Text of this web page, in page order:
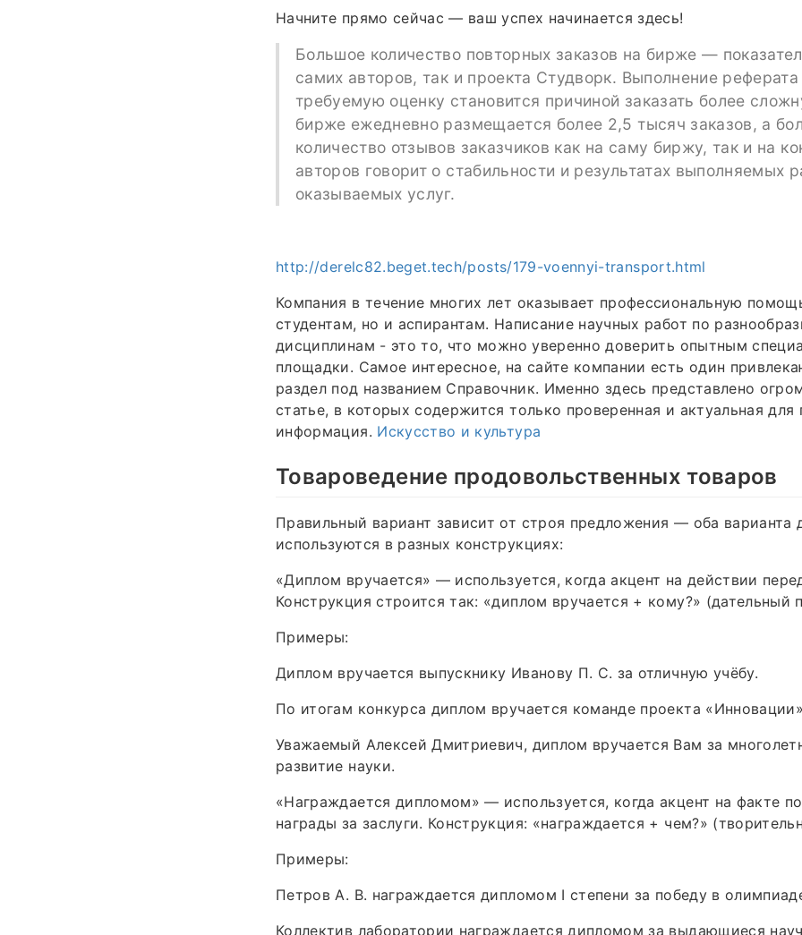
Начните прямо сейчас — ваш успех начинается здесь!
Большое количество повторных заказов на бирже —
самих авторов, так и проекта Студворк. Выполнение реферата
требуемую оценку становится причиной заказать более
бирже ежедневно размещается более 2,5 тысяч заказов, а
количество отзывов заказчиков как на саму биржу, так и на
авторов говорит о стабильности и результатах выполняемых
оказываемых услуг.
http://derelc82.beget.tech/posts/179-voennyi-transport.html
Компания в течение многих лет оказывает профессиональную
студентам, но и аспирантам. Написание научных работ по
дисциплинам - это то, что можно уверенно доверить опытным
площадки. Самое интересное, на сайте компании есть один
раздел под названием Справочник. Именно здесь представлено
статье, в которых содержится только проверенная и актуальная для
информация. Искусство и культура
Товароведение продовольственных товаров
Правильный вариант зависит от строя предложения — оба варианта
используются в разных конструкциях:
«Диплом вручается» — используется, когда акцент на действии
Конструкция строится так: «диплом вручается + кому?» (дательный
Примеры:
Диплом вручается выпускнику Иванову П. С. за отличную учёбу.
По итогам конкурса диплом вручается команде проекта
Уважаемый Алексей Дмитриевич, диплом вручается Вам за
развитие науки.
«Награждается дипломом» — используется, когда акцент на факте
награды за заслуги. Конструкция: «награждается + чем?»
Примеры:
Петров А. В. награждается дипломом I степени за победу в
Коллектив лаборатории награждается дипломом за выдающиеся